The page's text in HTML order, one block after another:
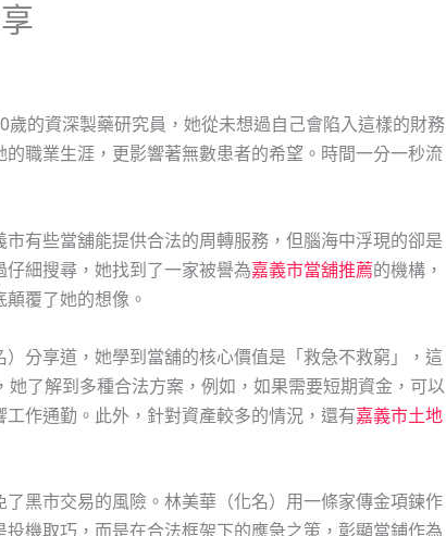
的資深製藥研究員，她從未想過自己會陷入這樣的財務
職業生涯，更影響著無數患者的希望。時間一分一秒流
有些當舖能提供合法的周轉服務，但腦海中浮現的卻是
細搜尋，她找到了一家被譽為嘉義市當舖推薦的機構，
覆了她的想像。
分享道，她學到當舖的核心價值是「救急不救窮」，這
了解到多種合法方案，例如，如果需要短期資金，可以
作通勤。此外，針對資產較多的情況，還有嘉義市土地
黑市交易的風險。林美華（化名）用一條家傳金項鍊作
機取巧，而是在合法框架下的應急之策，彰顯當鋪作為